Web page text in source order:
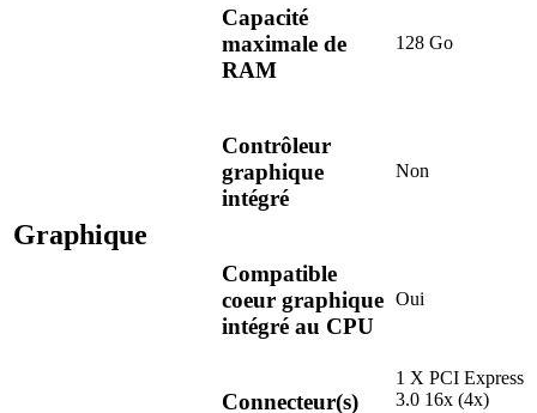
Capacité
maximale de
RAM
128 Go
Graphique
Contrôleur
graphique
intégré
Non
Compatible
coeur graphique
intégré au CPU
Oui
Connecteur(s)
1 X PCI Express
3.0 16x (4x)